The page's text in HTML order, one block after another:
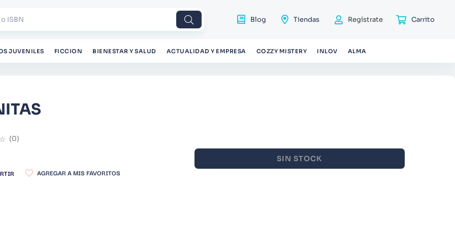
Blog Tiendas Regístrate
JUVENILES FICCION BIENESTAR Y SALUD ACTUALIDAD Y EMPRESA COZZY MISTERY INLOV ALMA
☆ (0)
SIN STOCK